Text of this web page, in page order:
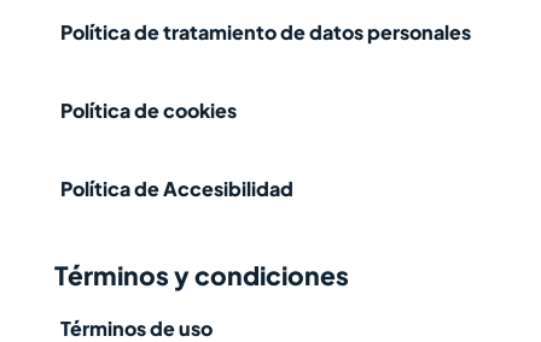
Política de tratamiento de datos personales
Política de cookies
Política de Accesibilidad
Términos y condiciones
Términos de uso